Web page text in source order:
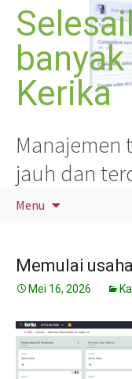
Langsung
Kerika
Manajemen
jauh dan
Menu
Memulai
Mei 16, 2026